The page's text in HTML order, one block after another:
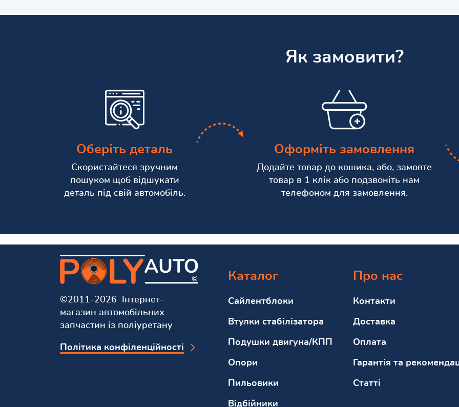
Як замовити?
Оберіть деталь
Скористайтеся зручним
пошуком щоб відшукати
деталь під свій автомобіль.
Оформіть замовлення
Додайте товар до кошика, або, замовте
товар в 1 клік або подзвоніть нам
телефоном для замовлення.
©2011-2026 Інтернет-
магазин автомобільних
запчастин із поліуретану
Політика конфіленційності
Каталог
Сайлентблоки
Втулки стабілізатора
Подушки двигуна/КПП
Опори
Пильовики
Відбійники
Про нас
Контакти
Доставка
Оплата
Гарантія та
Статті